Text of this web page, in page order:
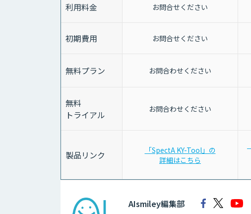
利用料金 お問合せください
初期費用 お問合せください
無料プラン お問合わせください
無料
トライアル
お問合わせください
製品リンク
「SpectA KY-Tool」の
詳細はこちら
AIsmiley編集部